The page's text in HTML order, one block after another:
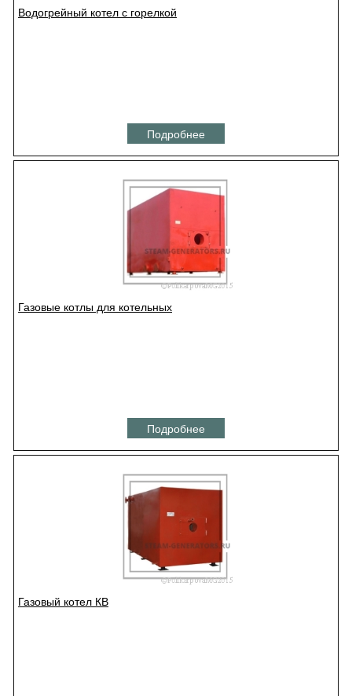
Водогрейный котел с горелкой
Подробнее
Газовые котлы для котельных
Подробнее
Газовый котел КВ